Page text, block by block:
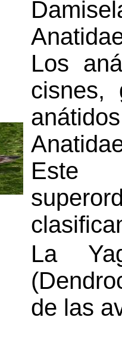
Los
cisnes,
Este
La
de las